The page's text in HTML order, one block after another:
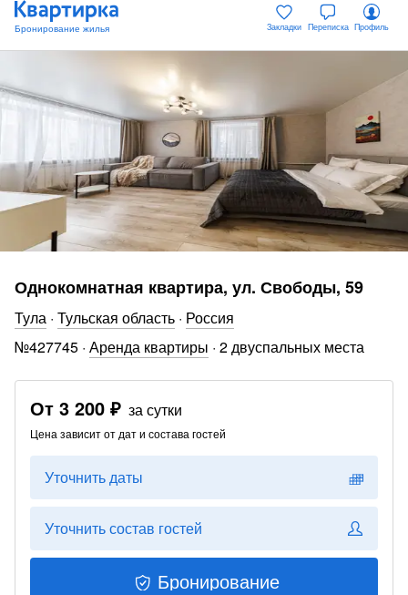
Закладки Переписка Профиль
Однокомнатная квартира, ул. Свободы, 59
Тула · Тульская область · Россия
№427745 · Аренда квартиры · 2 двуспальных места
От 3 200 ₽ за сутки
Цена зависит от дат и состава гостей
Уточнить даты
Уточнить состав гостей
Бронирование